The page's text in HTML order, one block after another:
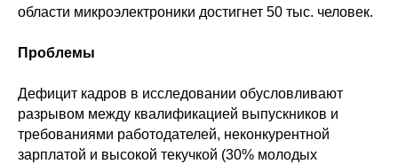
области микроэлектроники достигнет 50 тыс. человек.
Проблемы
Дефицит кадров в исследовании обусловливают
разрывом между квалификацией выпускников и
требованиями работодателей, неконкурентной
зарплатой и высокой текучкой (30% молодых